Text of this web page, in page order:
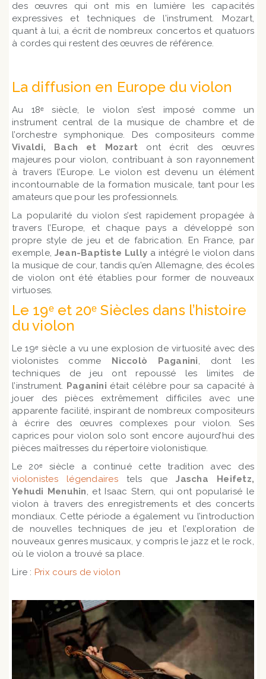
des œuvres qui ont mis en lumière les capacités
expressives et techniques de l’instrument. Mozart,
quant à lui, a écrit de nombreux concertos et quatuors
à cordes qui restent des œuvres de référence.
La diffusion en Europe du violon
Au 18ᵉ siècle, le violon s’est imposé comme un
instrument central de la musique de chambre et de
l’orchestre symphonique. Des compositeurs comme
Vivaldi, Bach et Mozart ont écrit des œuvres
majeures pour violon, contribuant à son rayonnement
à travers l’Europe. Le violon est devenu un élément
incontournable de la formation musicale, tant pour les
amateurs que pour les professionnels.
La popularité du violon s’est rapidement propagée à
travers l’Europe, et chaque pays a développé son
propre style de jeu et de fabrication. En France, par
exemple, Jean-Baptiste Lully a intégré le violon dans
la musique de cour, tandis qu’en Allemagne, des écoles
de violon ont été établies pour former de nouveaux
virtuoses.
Le 19ᵉ et 20ᵉ Siècles dans l’histoire
du violon
Le 19ᵉ siècle a vu une explosion de virtuosité avec des
violonistes comme Niccolò Paganini, dont les
techniques de jeu ont repoussé les limites de
l’instrument. Paganini était célèbre pour sa capacité à
jouer des pièces extrêmement difficiles avec une
apparente facilité, inspirant de nombreux compositeurs
à écrire des œuvres complexes pour violon. Ses
caprices pour violon solo sont encore aujourd’hui des
pièces maîtresses du répertoire violonistique.
Le 20ᵉ siècle a continué cette tradition avec des
violonistes légendairestels queJascha Heifetz,
Yehudi Menuhin, et Isaac Stern, qui ont popularisé le
violon à travers des enregistrements et des concerts
mondiaux. Cette période a également vu l’introduction
de nouvelles techniques de jeu et l’exploration de
nouveaux genres musicaux, y compris le jazz et le rock,
où le violon a trouvé sa place.
Lire : Prix cours de violon